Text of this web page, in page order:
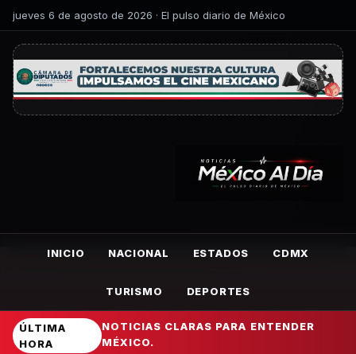
jueves 6 de agosto de 2026 · El pulso diario de México
INICIO NACIONAL ESTADOS CDMX
TURISMO DEPORTES
ÚLTIMA
HORA
NOTICIAS CLARAS PARA ENTENDER
MÉXICO.